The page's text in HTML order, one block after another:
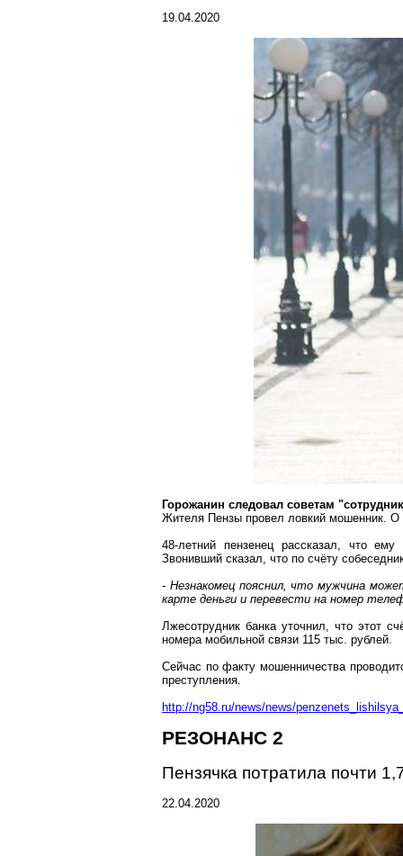
19.04.2020
Горожанин следовал советам
Жителя Пензы провел ловкий мошенник.
48-летний пензенецрассказал, что ему
Звонивший сказал, что по счёту
- Незнакомец пояснил, что мужчина
карте деньги и перевести на номер
Лжесотрудник банка уточнил, что этот
номера мобильной связи 115 тыс. рублей.
Сейчас по факту мошенничества
преступления.
http://ng58.ru/news/news/
РЕЗОНАНС 2
Пензячка потратила почти
22.04.2020